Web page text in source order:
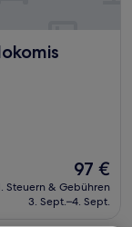
South by
Der
Preis
beträgt
97 €
Steuern & Gebühren
3. Sept.–4. Sept.